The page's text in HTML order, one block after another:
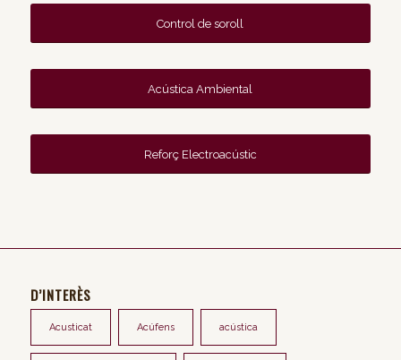
Control de soroll
Acústica Ambiental
Reforç Electroacústic
D’INTERÈS
Acusticat Acúfens acústica